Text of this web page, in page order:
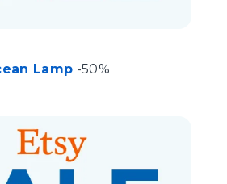
Lamp -50%